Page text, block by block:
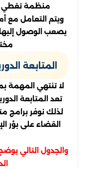
منظمة تغطي
ويتم التعامل مع
يصعب الوصول
المتابعة
لا تنتهي المهمة
تعد المتابعة
لذلك نوفر
القضاء على بؤر
والجدول التالي